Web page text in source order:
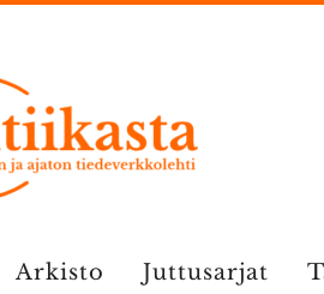
Arkisto Juttusarjat